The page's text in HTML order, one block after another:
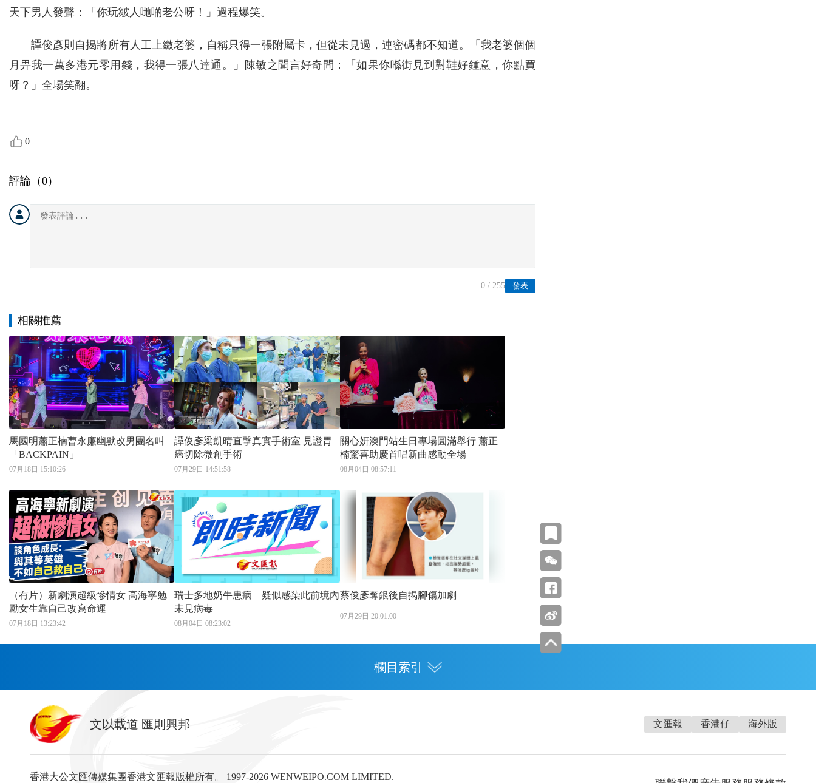
天下男人發聲：「你玩皺人哋啲老公呀！」過程爆笑。
譚俊彥則自揭將所有人工上繳老婆，自稱只得一張附屬卡，但從未見過，連密碼都不知道。「我老婆個個
月畀我一萬多港元零用錢，我得一張八達通。」陳敏之聞言好奇問：「如果你喺街見到對鞋好鍾意，你點買
呀？」全場笑翻。
0
評論（0）
發表
0 / 255
相關推薦
馬國明蕭正楠曹永廉幽默改男團名叫
「BACKPAIN」
07月18日 15:10:26
譚俊彥梁凱晴直擊真實手術室 見證胃
癌切除微創手術
07月29日 14:51:58
關心妍澳門站生日專場圓滿舉行 蕭正
楠驚喜助慶首唱新曲感動全場
08月04日 08:57:11
（有片）新劇演超級慘情女 高海寧勉
勵女生靠自己改寫命運
07月18日 13:23:42
瑞士多地奶牛患病 疑似感染此前境內
未見病毒
08月04日 08:23:02
蔡俊彥奪銀後自揭腳傷加劇
07月29日 20:01:00
欄目索引
首頁
香港
神州
灣區生活 灣區企業 灣區文化 灣區人才
灣區政策
文以載道 匯則興邦 文匯報 香港仔 海外版
香港大公文匯傳媒集團香港文匯報版權所有。 1997-2026 WENWEIPO.COM LIMITED.